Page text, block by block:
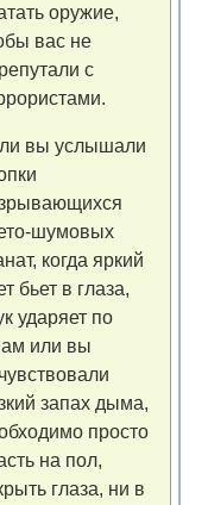
оружие,
вас не
с
вы услышали
шумовых
когда яркий
бьет в глаза,
ударяет по
или вы
запах дыма,
просто
на пол,
глаза, ни в